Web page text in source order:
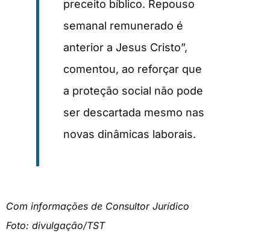
preceito bíblico. Repouso
semanal remunerado é
anterior a Jesus Cristo”,
comentou, ao reforçar que
a proteção social não pode
ser descartada mesmo nas
novas dinâmicas laborais.
Com informações de Consultor Jurídico
Foto: divulgação/TST